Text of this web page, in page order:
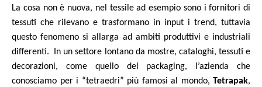
La cosa non è nuova, nel tessile ad esempio sono i fornitori di
tessuti che rilevano e trasformano in input i trend, tuttavia
questo fenomeno si allarga ad ambiti produttivi e industriali
differenti.
In un settore lontano da mostre, cataloghi, tessuti e
decorazioni, come quello del packaging, l’azienda che
conosciamo per i “tetraedri” più famosi al mondo, Tetrapak,